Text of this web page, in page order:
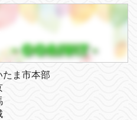
ま市本部